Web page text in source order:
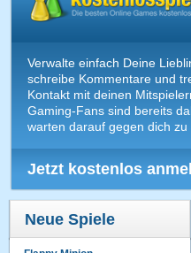
Verwalte einfach Deine
schreibe Kommentare und
Kontakt mit deinen
Gaming-Fans sind bereits
warten darauf gegen dich zu
Jetzt kostenlos
Neue Spiele